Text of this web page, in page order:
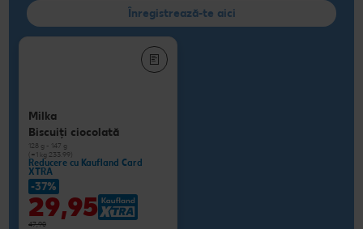
Înregistrează-te aici
Milka
Biscuiţi ciocolată
128 g - 147 g
(=1 kg 233.99)
Reducere cu Kaufland Card
XTRA
-37%
29,95
47,90